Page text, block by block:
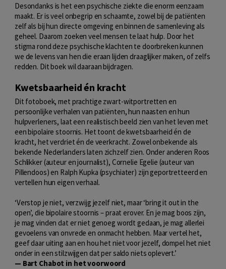
Desondanks is het een psychische ziekte die enorm eenzaam
maakt. Er is veel onbegrip en schaamte, zowel bij de patiënten
zelf als bij hun directe omgeving en binnen de samenleving als
geheel. Daarom zoeken veel mensen te laat hulp. Door het
stigma rond deze psychische klachten te doorbreken kunnen
we de levens van hen die eraan lijden draaglijker maken, of zelfs
redden. Dit boek wil daaraan bijdragen.
Kwetsbaarheid én kracht
Dit fotoboek, met prachtige zwart-witportretten en
persoonlijke verhalen van patiënten, hun naasten en hun
hulpverleners, laat een realistisch beeld zien van het leven met
een bipolaire stoornis. Het toont de kwetsbaarheid én de
kracht, het verdriet én de veerkracht. Zowel onbekende als
bekende Nederlanders laten zichzelf zien. Onder anderen Roos
Schlikker (auteur en journalist), Cornelie Egelie (auteur van
Pillendoos) en Ralph Kupka (psychiater) zijn geportretteerd en
vertellen hun eigen verhaal.
‘Verstop je niet, verzwijg jezelf niet, maar ‘bring it out in the
open’, die bipolaire stoornis – praat erover. En je mag boos zijn,
je mag vinden dat er niet genoeg wordt gedaan, je mag allerlei
gevoelens van onvrede en onmacht hebben. Maar vertel het,
geef daar uiting aan en hou het niet voor jezelf, dompel het niet
onder in een stilzwijgen dat per saldo niets oplevert.’
— Bart Chabot in het voorwoord